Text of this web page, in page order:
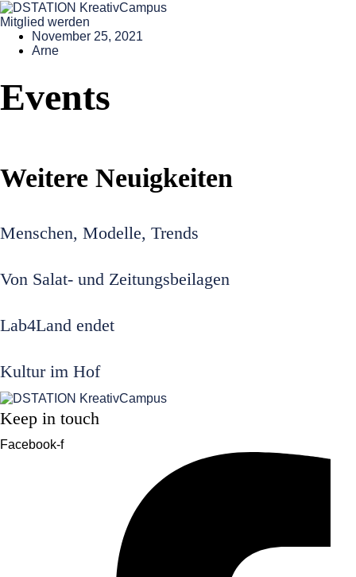
Mitglied werden
November 25, 2021
Arne
Events
Weitere Neuigkeiten
Menschen, Modelle, Trends
Von Salat- und Zeitungsbeilagen
Lab4Land endet
Kultur im Hof
Keep in touch
Facebook-f